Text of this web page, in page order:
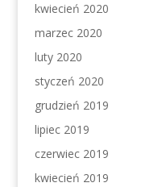
kwiecień 2020
marzec 2020
luty 2020
styczeń 2020
grudzień 2019
lipiec 2019
czerwiec 2019
kwiecień 2019